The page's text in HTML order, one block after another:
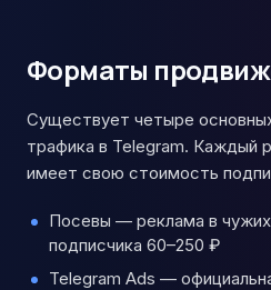
Форматы
Существует четыре
трафика в Telegram. Каждый
имеет свою стоимость
Посевы — реклама в чужих
подписчика 60–250 ₽
Telegram Ads —